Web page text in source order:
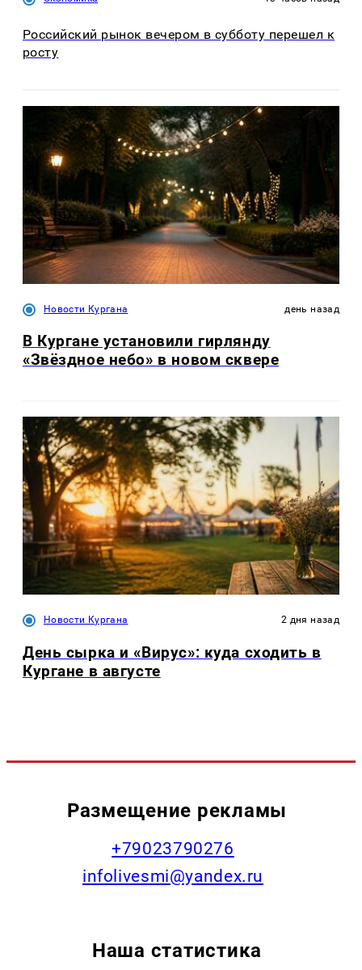
Российский рынок вечером в субботу перешел к
росту
Новости Кургана день назад
В Кургане установили гирлянду
«Звёздное небо» в новом сквере
Новости Кургана 2 дня назад
День сырка и «Вирус»: куда сходить в
Кургане в августе
Размещение рекламы
+79023790276
infolivesmi@yandex.ru
Наша статистика